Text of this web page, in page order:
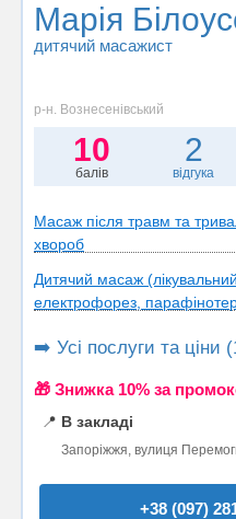
Марія
дитячий масажист
р-н. Вознесенівський
10
балів
2
відгука
Масаж після травм та
хвороб
Дитячий масаж
електрофорез,
➡️ Усі послуги та ціни
🎁 Знижка 10% за
📍 В закладі
Запоріжжя, вулиця
+38 (097)